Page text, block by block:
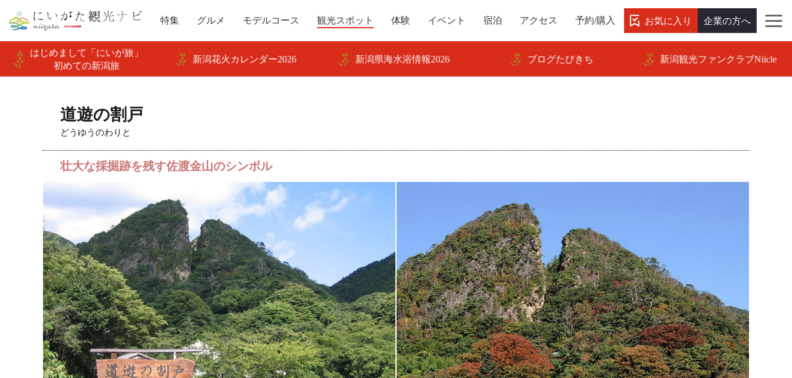
特集 グルメ モデルコース 観光スポット 体験 イベント 宿泊 アクセス 予約/購入 お気に入り 企業の方へ
はじめまして「にいが旅」
初めての新潟旅
新潟花火カレンダー2026 新潟県海水浴情報2026 ブログたびきち 新潟観光ファンクラブNiicle
道遊の割戸
どうゆうのわりと
壮大な採掘跡を残す佐渡金山のシンボル